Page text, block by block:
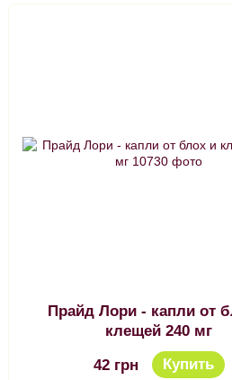
Прайд Лори - капли от
клещей 240 мг
42 грн Купить